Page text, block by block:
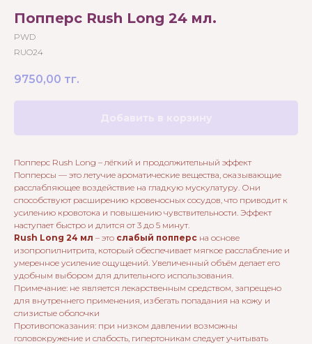
Попперс Rush Long 24 мл.
PWD
RUO24
9750,00 тг.
Попперс Rush Long – лёгкий и продолжительный эффект
Попперсы — это летучие ароматические вещества, оказывающие
расслабляющее воздействие на гладкую мускулатуру. Они
способствуют расширению кровеносных сосудов, что приводит к
усилению кровотока и повышению чувствительности. Эффект
наступает быстро и длится от 3 до 5 минут.
Rush Long 24 мл – это слабый попперс на основе
изопропилнитрита, который обеспечивает мягкое расслабление и
умеренное усиление ощущений. Увеличенный объём делает его
удобным выбором для длительного использования.
Примечание: не является лекарственным средством, запрещено
для внутреннего применения, избегать попадания на кожу и
слизистые оболочки
Противопоказания: при низком давлении возможны
головокружение и слабость, гипертоникам следует учитывать